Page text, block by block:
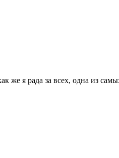
же я рада за всех, одна из